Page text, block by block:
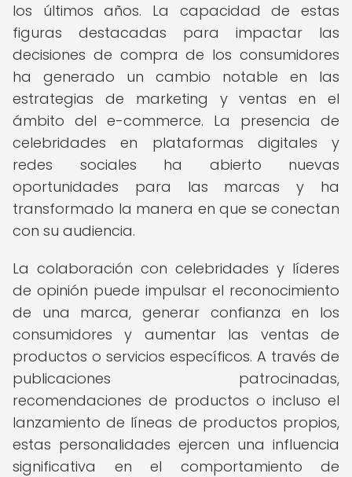
los últimos años. La capacidad de estas
figuras destacadas para impactar las
decisiones de compra de los consumidores
ha generado un cambio notable en las
estrategias de marketing y ventas en el
ámbito del e-commerce. La presencia de
celebridades en plataformas digitales y
redes sociales ha abierto nuevas
oportunidades para las marcas y ha
transformado la manera en que se conectan
con su audiencia.
La colaboración con celebridades y líderes
de opinión puede impulsar el reconocimiento
de una marca, generar confianza en los
consumidores y aumentar las ventas de
productos o servicios específicos. A través de
publicaciones patrocinadas,
recomendaciones de productos o incluso el
lanzamiento de líneas de productos propios,
estas personalidades ejercen una influencia
significativa en el comportamiento de